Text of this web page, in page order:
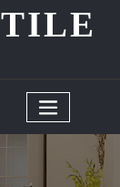
TILE